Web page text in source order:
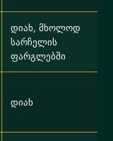
დიახ, მხოლოდ
სარჩელის
ფარგლებში
დიახ